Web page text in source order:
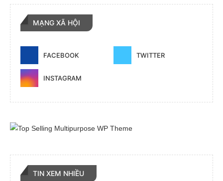
MẠNG XÃ HỘI
FACEBOOK TWITTER
INSTAGRAM
TIN XEM NHIỀU